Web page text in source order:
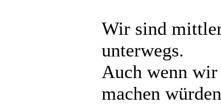
Wir sind
unterwegs.
Auch wenn
machen